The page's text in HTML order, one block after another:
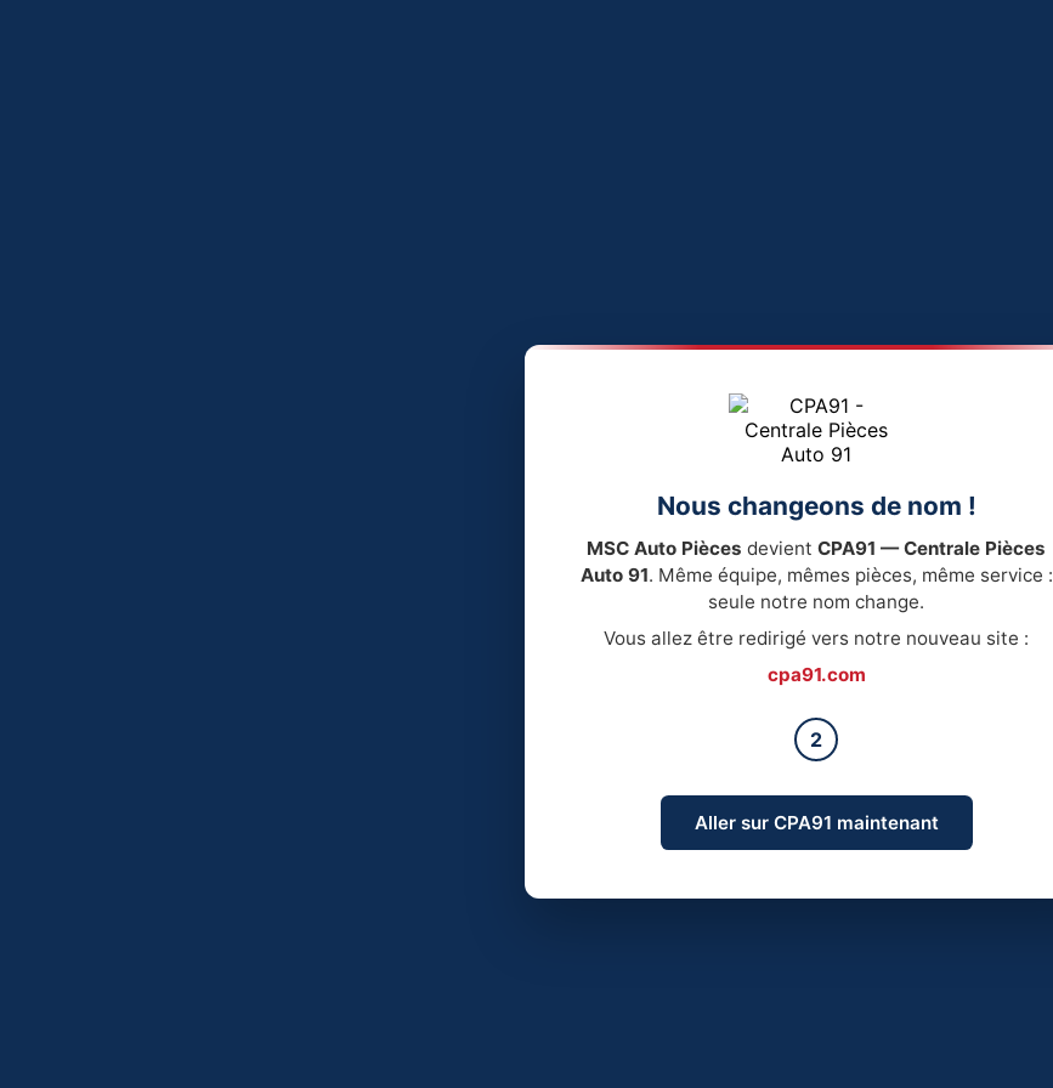
Nous changeons de nom !
MSC Auto Pièces devient CPA91 — Centrale Pièces
Auto 91. Même équipe, mêmes pièces, même service :
seule notre nom change.
Vous allez être redirigé vers notre nouveau site :
cpa91.com
2
Aller sur CPA91 maintenant